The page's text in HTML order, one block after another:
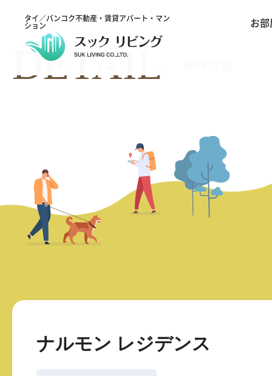
タイ／バンコク不動産・賃貸アパート・マン
ション
お部
DETAIL
ナルモン レジデンス